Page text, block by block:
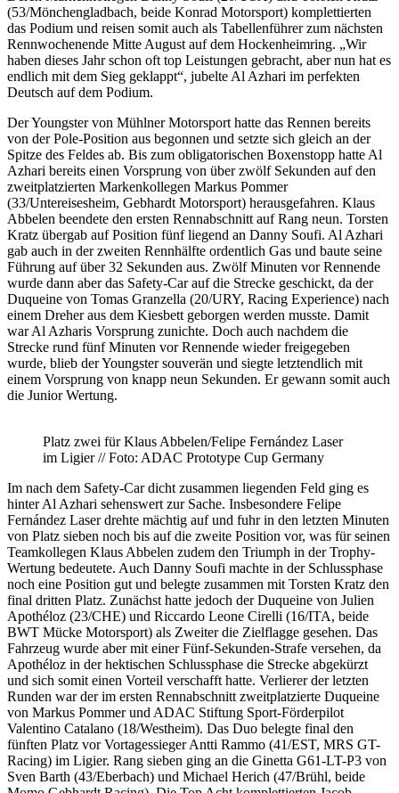
(53/Mönchengladbach, beide Konrad Motorsport) komplettierten
das Podium und reisen somit auch als Tabellenführer zum nächsten
Rennwochenende Mitte August auf dem Hockenheimring. „Wir
haben dieses Jahr schon oft top Leistungen gebracht, aber nun hat es
endlich mit dem Sieg geklappt“, jubelte Al Azhari im perfekten
Deutsch auf dem Podium.
Der Youngster von Mühlner Motorsport hatte das Rennen bereits
von der Pole-Position aus begonnen und setzte sich gleich an der
Spitze des Feldes ab. Bis zum obligatorischen Boxenstopp hatte Al
Azhari bereits einen Vorsprung von über zwölf Sekunden auf den
zweitplatzierten Markenkollegen Markus Pommer
(33/Untereisesheim, Gebhardt Motorsport) herausgefahren. Klaus
Abbelen beendete den ersten Rennabschnitt auf Rang neun. Torsten
Kratz übergab auf Position fünf liegend an Danny Soufi. Al Azhari
gab auch in der zweiten Rennhälfte ordentlich Gas und baute seine
Führung auf über 32 Sekunden aus. Zwölf Minuten vor Rennende
wurde dann aber das Safety-Car auf die Strecke geschickt, da der
Duqueine von Tomas Granzella (20/URY, Racing Experience) nach
einem Dreher aus dem Kiesbett geborgen werden musste. Damit
war Al Azharis Vorsprung zunichte. Doch auch nachdem die
Strecke rund fünf Minuten vor Rennende wieder freigegeben
wurde, blieb der Youngster souverän und siegte letztendlich mit
einem Vorsprung von knapp neun Sekunden. Er gewann somit auch
die Junior Wertung.
Platz zwei für Klaus Abbelen/Felipe Fernández Laser
im Ligier // Foto: ADAC Prototype Cup Germany
Im nach dem Safety-Car dicht zusammen liegenden Feld ging es
hinter Al Azhari sehenswert zur Sache. Insbesondere Felipe
Fernández Laser drehte mächtig auf und fuhr in den letzten Minuten
von Platz sieben noch bis auf die zweite Position vor, was für seinen
Teamkollegen Klaus Abbelen zudem den Triumph in der Trophy-
Wertung bedeutete. Auch Danny Soufi machte in der Schlussphase
noch eine Position gut und belegte zusammen mit Torsten Kratz den
final dritten Platz. Zunächst hatte jedoch der Duqueine von Julien
Apothéloz (23/CHE) und Riccardo Leone Cirelli (16/ITA, beide
BWT Mücke Motorsport) als Zweiter die Zielflagge gesehen. Das
Fahrzeug wurde aber mit einer Fünf-Sekunden-Strafe versehen, da
Apothéloz in der hektischen Schlussphase die Strecke abgekürzt
und sich somit einen Vorteil verschafft hatte. Verlierer der letzten
Runden war der im ersten Rennabschnitt zweitplatzierte Duqueine
von Markus Pommer und ADAC Stiftung Sport-Förderpilot
Valentino Catalano (18/Westheim). Das Duo belegte final den
fünften Platz vor Vortagessieger Antti Rammo (41/EST, MRS GT-
Racing) im Ligier. Rang sieben ging an die Ginetta G61-LT-P3 von
Sven Barth (43/Eberbach) und Michael Herich (47/Brühl, beide